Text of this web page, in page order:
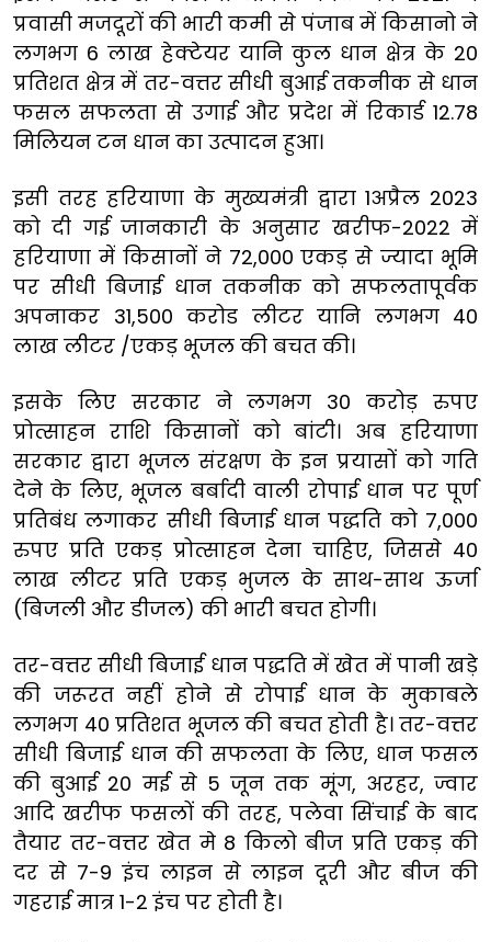
प्रवासी मजदूरों की भारी कमी से पंजाब में किसानो ने
लगभग 6 लाख हेक्टेयर यानि कुल धान क्षेत्र के 20
प्रतिशत क्षेत्र में तर-वत्तर सीधी बुआई तकनीक से धान
फसल सफलता से उगाई और प्रदेश में रिकार्ड 12.78
मिलियन टन धान का उत्पादन हुआ।
इसी तरह हरियाणा के मुख्यमंत्री द्वारा 1अप्रैल 2023
को दी गई जानकारी के अनुसार खरीफ-2022 में
हरियाणा में किसानों ने 72,000 एकड़ से ज्यादा भूमि
पर सीधी बिजाई धान तकनीक को सफलतापूर्वक
अपनाकर 31,500 करोड लीटर यानि लगभग 40
लाख लीटर /एकड़ भूजल की बचत की।
इसके लिए सरकार ने लगभग 30 करोड़ रुपए
प्रोत्साहन राशि किसानों को बांटी। अब हरियाणा
सरकार द्वारा भूजल संरक्षण के इन प्रयासों को गति
देने के लिए, भूजल बर्बादी वाली रोपाई धान पर पूर्ण
प्रतिबंध लगाकर सीधी बिजाई धान पद्धति को 7,000
रुपए प्रति एकड़ प्रोत्साहन देना चाहिए, जिससे 40
लाख लीटर प्रति एकड़ भुजल के साथ-साथ ऊर्जा
(बिजली और डीजल) की भारी बचत होगी।
तर-वत्तर सीधी बिजाई धान पद्धति में खेत में पानी खड़े
की जरूरत नहीं होने से रोपाई धान के मुकाबले
लगभग 40 प्रतिशत भूजल की बचत होती है। तर-वत्तर
सीधी बिजाई धान की सफलता के लिए, धान फसल
की बुआई 20 मई से 5 जून तक मूंग, अरहर, ज्वार
आदि खरीफ फसलों की तरह, पलेवा सिंचाई के बाद
तैयार तर-वत्तर खेत मे 8 किलो बीज प्रति एकड़ की
दर से 7-9 इंच लाइन से लाइन दूरी और बीज की
गहराई मात्र 1-2 इंच पर होती है।